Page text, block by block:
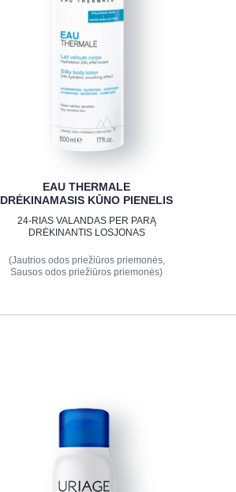
EAU THERMALE
DRĖKINAMASIS KŪNO PIENELIS
24-RIAS VALANDAS PER PARĄ
DRĖKINANTIS LOSJONAS
(Jautrios odos priežiūros priemonės,
Sausos odos priežiūros priemonės)